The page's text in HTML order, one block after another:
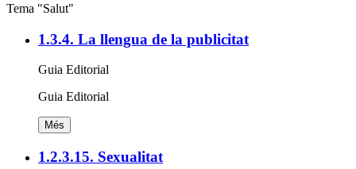
Tema "Salut"
1.3.4. La llengua de la publicitat
Guia Editorial
Guia Editorial
Més
1.2.3.15. Sexualitat